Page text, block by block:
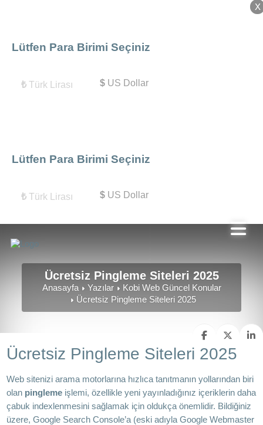
X
Lütfen Para Birimi Seçiniz
₺ Türk Lirası $US Dollar
X
Lütfen Para Birimi Seçiniz
₺ Türk Lirası $US Dollar
Ücretsiz Pingleme Siteleri 2025
Anasayfa Yazılar
Kobi Web Güncel Konular
Ücretsiz Pingleme Siteleri 2025
Ücretsiz Pingleme Siteleri 2025
Web sitenizi arama motorlarına hızlıca tanıtmanın yollarından biri
olan pingleme işlemi, özellikle yeni yayınladığınız içeriklerin daha
çabuk indexlenmesini sağlamak için oldukça önemlidir. Bildiğiniz
üzere, Google Search Console’a (eski adıyla Google Webmaster